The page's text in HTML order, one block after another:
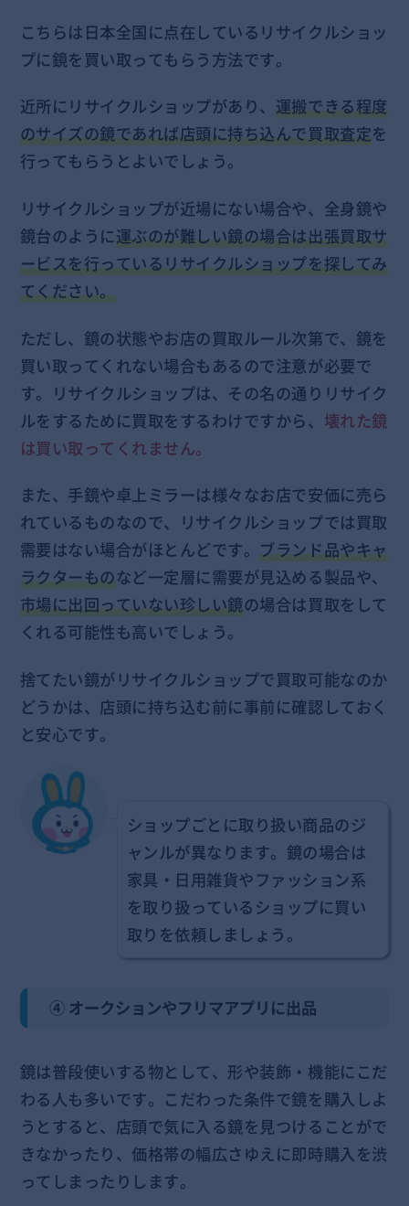
こちらは日本全国に点在しているリサイクルショッ
プに鏡を買い取ってもらう方法です。
近所にリサイクルショップがあり、 運搬できる程度
のサイズの鏡であれば店頭に持ち込んで買取査定を
行ってもらうとよいでしょう。
リサイクルショップが近場にない場合や、全身鏡や
鏡台のように運ぶのが難しい鏡の場合は出張買取サ
ービスを行っているリサイクルショップを探してみ
てください。
ただし、鏡の状態やお店の買取ルール次第で、鏡を
買い取ってくれない場合もあるので注意が必要で
す。リサイクルショップは、その名の通りリサイク
ルをするために買取をするわけですから、 壊れた鏡
は買い取ってくれません。
また、手鏡や卓上ミラーは様々なお店で安価に売ら
れているものなので、リサイクルショップでは買取
需要はない場合がほとんどです。ブランド品やキャ
ラクターものなど一定層に需要が見込める製品や、
市場に出回っていない珍しい鏡の場合は買取をして
くれる可能性も高いでしょう。
捨てたい鏡がリサイクルショップで買取可能なのか
どうかは、店頭に持ち込む前に事前に確認しておく
と安心です。
ショップごとに取り扱い商品のジ
ャンルが異なります。鏡の場合は
家具・日用雑貨やファッション系
を取り扱っているショップに買い
取りを依頼しましょう。
④ オークションやフリマアプリに出品
鏡は普段使いする物として、形や装飾・機能にこだ
わる人も多いです。こだわった条件で鏡を購入しよ
うとすると、店頭で気に入る鏡を見つけることがで
きなかったり、価格帯の幅広さゆえに即時購入を渋
ってしまったりします。